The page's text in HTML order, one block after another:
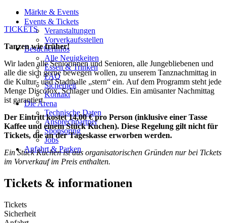
Events & Tickets
Veranstaltungen
Vorverkaufsstellen
Besucherinfos
Alle Neuigkeiten
Essen & Trinken
FAQ
Sicherheit
Kontakt
Die Arena
Technische Daten
Ansprechpartner
Sponsoring
Jobs
Anfahrt & Parken
Märkte & Events
TICKETS
Tanzen wie früher!
Wir laden alle Seniorinnen und Senioren, alle Jungebliebenen und
alle die sich gerne bewegen wollen, zu unserem Tanznachmittag in
die Kultur- und Stadthalle „stern“ ein. Auf dem Programm steht jede
Menge Discofox, Schlager und Oldies. Ein amüsanter Nachmittag
ist garantiert.
Der Eintritt kostet 14,00 € pro Person (inklusive einer Tasse
Kaffee und einem Stück Kuchen). Diese Regelung gilt nicht für
Tickets, die an der Tageskasse erworben werden.
Ein Stück Kuchen ist aus organisatorischen Gründen nur bei Tickets
im Vorverkauf im Preis enthalten.
Tickets & informationen
Tickets
Sicherheit